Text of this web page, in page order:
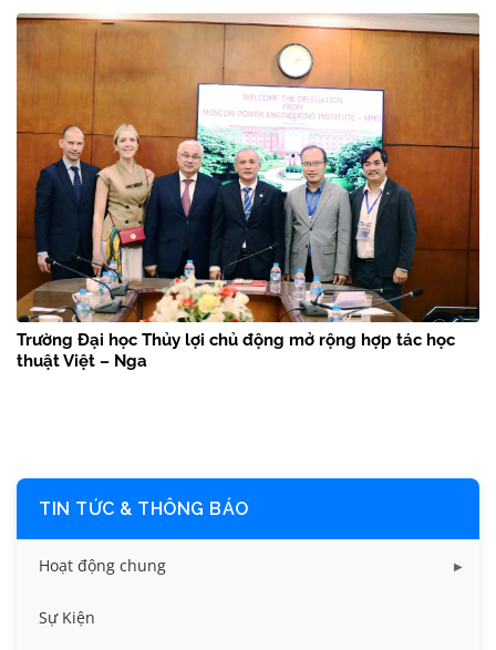
Trường Đại học Thủy lợi chủ động mở rộng hợp tác học
thuật Việt – Nga
TIN TỨC & THÔNG BÁO
Hoạt động chung
Tin công tác sinh viên
Sự Kiện